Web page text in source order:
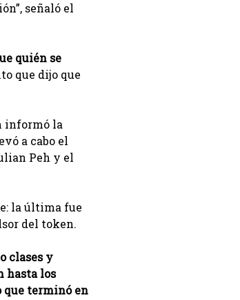
señaló el
quién se
que dijo que
informó la
a cabo el
Peh y el
la última fue
del token.
clases y
hasta los
que terminó en